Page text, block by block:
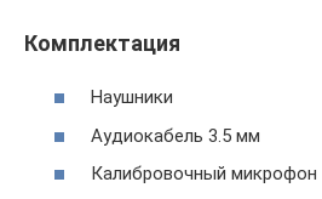
Комплектация
Наушники
Аудиокабель 3.5 мм
Калибровочный микрофон